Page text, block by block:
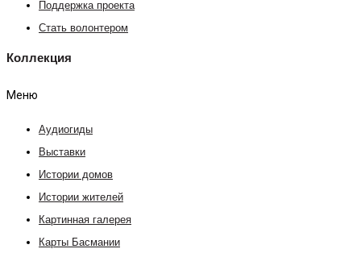
Поддержка проекта
Стать волонтером
Коллекция
Меню
Аудиогиды
Выставки
Истории домов
Истории жителей
Картинная галерея
Карты Басмании